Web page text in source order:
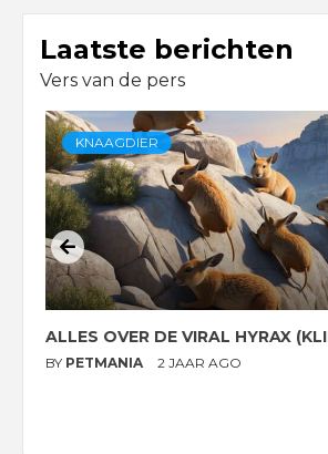
Laatste berichten
Vers van de pers
KNAAGDIER
ALLES OVER DE VIRAL HYRAX
BY PETMANIA 2 JAAR AGO